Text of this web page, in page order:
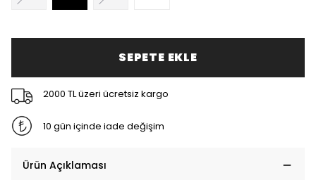
SEPETE EKLE
2000 TL üzeri ücretsiz kargo
10 gün içinde iade değişim
Ürün Açıklaması